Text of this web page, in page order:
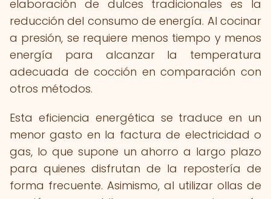
elaboración de dulces tradicionales es la
reducción del consumo de energía. Al cocinar
a presión, se requiere menos tiempo y menos
energía para alcanzar la temperatura
adecuada de cocción en comparación con
otros métodos.
Esta eficiencia energética se traduce en un
menor gasto en la factura de electricidad o
gas, lo que supone un ahorro a largo plazo
para quienes disfrutan de la repostería de
forma frecuente. Asimismo, al utilizar ollas de